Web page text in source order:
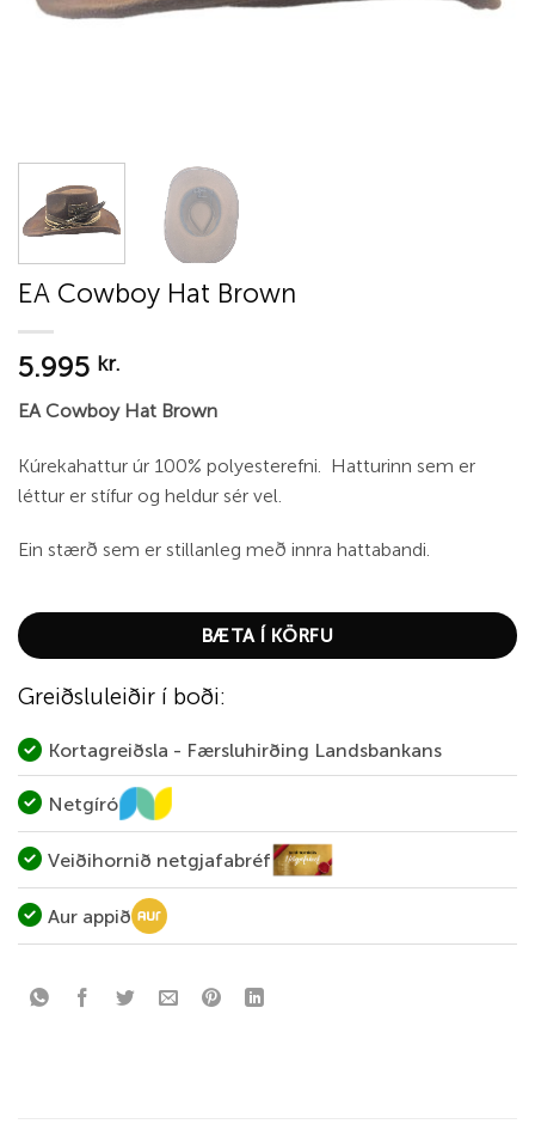
EA Cowboy Hat Brown
5.995 kr.
EA Cowboy Hat Brown
Kúrekahattur úr 100% polyesterefni. Hatturinn sem er
léttur er stífur og heldur sér vel.
Ein stærð sem er stillanleg með innra hattabandi.
BÆTA Í KÖRFU
Greiðsluleiðir í boði:
Kortagreiðsla - Færsluhirðing Landsbankans
Netgíró
Veiðihornið netgjafabréf
Aur appið